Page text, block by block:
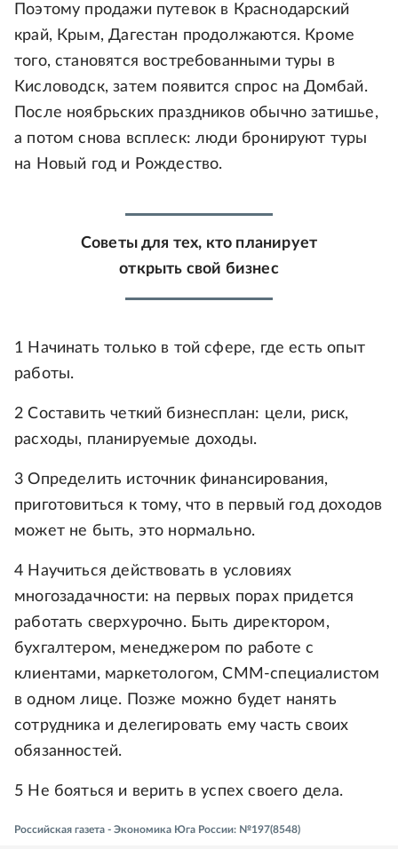
Поэтому продажи путевок в Краснодарский
край, Крым, Дагестан продолжаются. Кроме
того, становятся востребованными туры в
Кисловодск, затем появится спрос на Домбай.
После ноябрьских праздников обычно затишье,
а потом снова всплеск: люди бронируют туры
на Новый год и Рождество.
Советы для тех, кто планирует
открыть свой бизнес
1 Начинать только в той сфере, где есть опыт
работы.
2 Составить четкий бизнесплан: цели, риск,
расходы, планируемые доходы.
3 Определить источник финансирования,
приготовиться к тому, что в первый год доходов
может не быть, это нормально.
4 Научиться действовать в условиях
многозадачности: на первых порах придется
работать сверхурочно. Быть директором,
бухгалтером, менеджером по работе с
клиентами, маркетологом, СММ-специалистом
в одном лице. Позже можно будет нанять
сотрудника и делегировать ему часть своих
обязанностей.
5 Не бояться и верить в успех своего дела.
Российская газета - Экономика Юга России: №197(8548)